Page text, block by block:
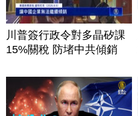
川普簽行政令對多晶矽課
15%關稅 防堵中共傾銷